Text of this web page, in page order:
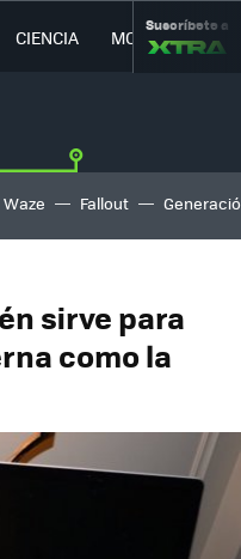
CIENCIA MOVILIDAD
Suscríbete a
Waze Fallout
sirve para
como la